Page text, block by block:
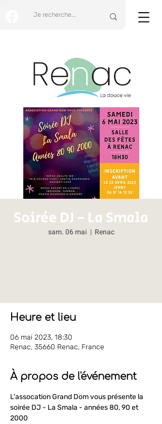
Soirée DJ - La Smala
sam. 06 mai
  |
Renac
Heure et lieu
06 mai 2023, 18:30
Renac, 35660 Renac, France
À propos de l'événement
L'assocation Grand Dom vous présente la
soirée DJ - La Smala - années 80, 90 et
2000